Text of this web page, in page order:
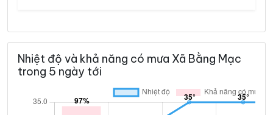
Nhiệt độ và khả năng có mưa Xã Bằng Mạc
trong 5 ngày tới